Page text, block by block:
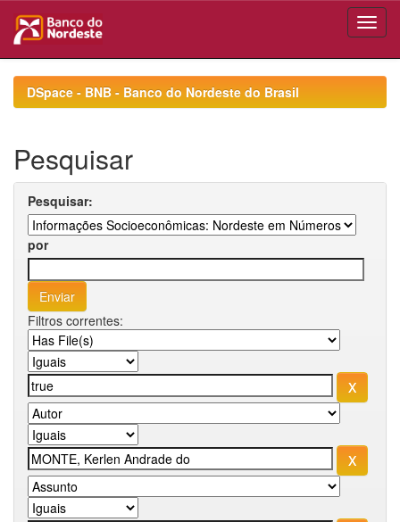
navigationDSpace - BNB - Banco do Nordeste do Brasil
Pesquisar
Pesquisar:
por
Filtros correntes: